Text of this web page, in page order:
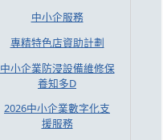
中小企服務
專精特色店資助計劃
中小企業防浸設備維修保
養知多D
2026中小企業數字化支
援服務